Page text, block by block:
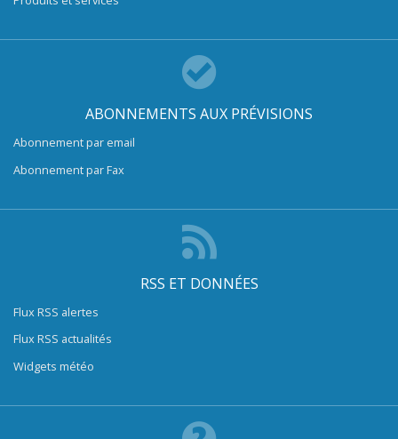
ABONNEMENTS AUX PRÉVISIONS
Abonnement par email
Abonnement par Fax
RSS ET DONNÉES
Flux RSS alertes
Flux RSS actualités
Widgets météo